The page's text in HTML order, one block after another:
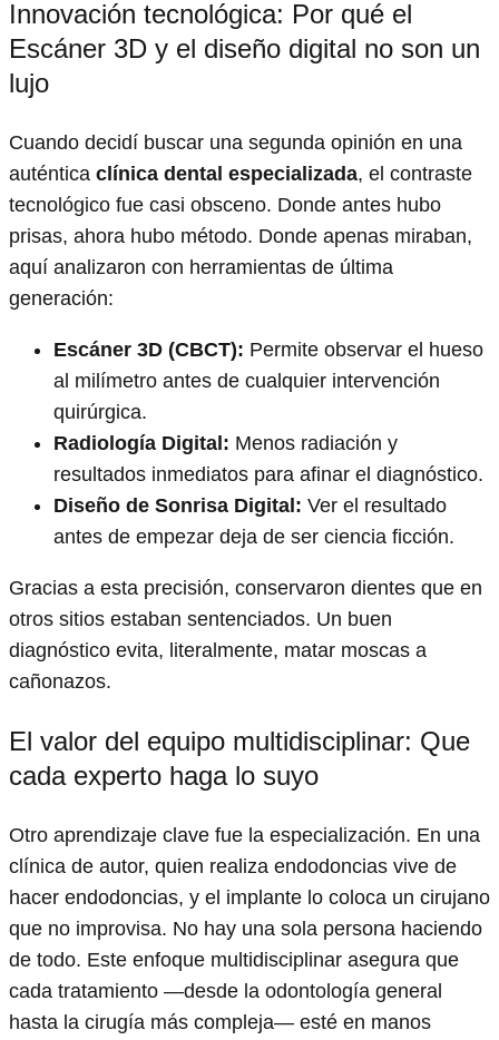
Innovación tecnológica: Por qué el
Escáner 3D y el diseño digital no son un
lujo
Cuando decidí buscar una segunda opinión en una
auténtica clínica dental especializada, el contraste
tecnológico fue casi obsceno. Donde antes hubo
prisas, ahora hubo método. Donde apenas miraban,
aquí analizaron con herramientas de última
generación:
Escáner 3D (CBCT): Permite observar el hueso
al milímetro antes de cualquier intervención
quirúrgica.
Radiología Digital: Menos radiación y
resultados inmediatos para afinar el diagnóstico.
Diseño de Sonrisa Digital: Ver el resultado
antes de empezar deja de ser ciencia ficción.
Gracias a esta precisión, conservaron dientes que en
otros sitios estaban sentenciados. Un buen
diagnóstico evita, literalmente, matar moscas a
cañonazos.
El valor del equipo multidisciplinar: Que
cada experto haga lo suyo
Otro aprendizaje clave fue la especialización. En una
clínica de autor, quien realiza endodoncias vive de
hacer endodoncias, y el implante lo coloca un cirujano
que no improvisa. No hay una sola persona haciendo
de todo. Este enfoque multidisciplinar asegura que
cada tratamiento —desde la odontología general
hasta la cirugía más compleja— esté en manos